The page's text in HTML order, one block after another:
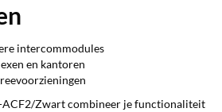
intercommodules
en kantoren
ACF2/Zwart combineer je functionaliteit